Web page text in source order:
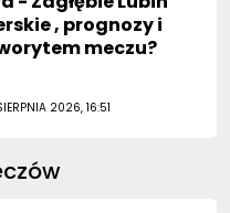
, prognozy i
meczu?
2026, 16:51